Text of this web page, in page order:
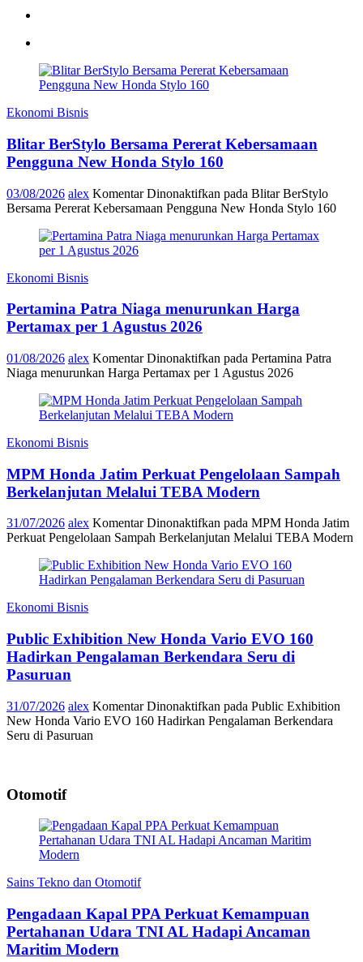
Ekonomi Bisnis
Blitar BerStylo Bersama Pererat Kebersamaan
Pengguna New Honda Stylo 160
03/08/2026 alex Komentar Dinonaktifkan pada Blitar BerStylo
Bersama Pererat Kebersamaan Pengguna New Honda Stylo 160
Ekonomi Bisnis
Pertamina Patra Niaga menurunkan Harga
Pertamax per 1 Agustus 2026
01/08/2026 alex Komentar Dinonaktifkan pada Pertamina Patra
Niaga menurunkan Harga Pertamax per 1 Agustus 2026
Ekonomi Bisnis
MPM Honda Jatim Perkuat Pengelolaan Sampah
Berkelanjutan Melalui TEBA Modern
31/07/2026 alex Komentar Dinonaktifkan pada MPM Honda Jatim
Perkuat Pengelolaan Sampah Berkelanjutan Melalui TEBA Modern
Ekonomi Bisnis
Public Exhibition New Honda Vario EVO 160
Hadirkan Pengalaman Berkendara Seru di
Pasuruan
31/07/2026 alex Komentar Dinonaktifkan pada Public Exhibition
New Honda Vario EVO 160 Hadirkan Pengalaman Berkendara
Seru di Pasuruan
Otomotif
Sains Tekno dan Otomotif
Pengadaan Kapal PPA Perkuat Kemampuan
Pertahanan Udara TNI AL Hadapi Ancaman
Maritim Modern